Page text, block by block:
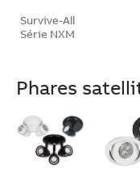
Survive-All
Série NXM
Phares